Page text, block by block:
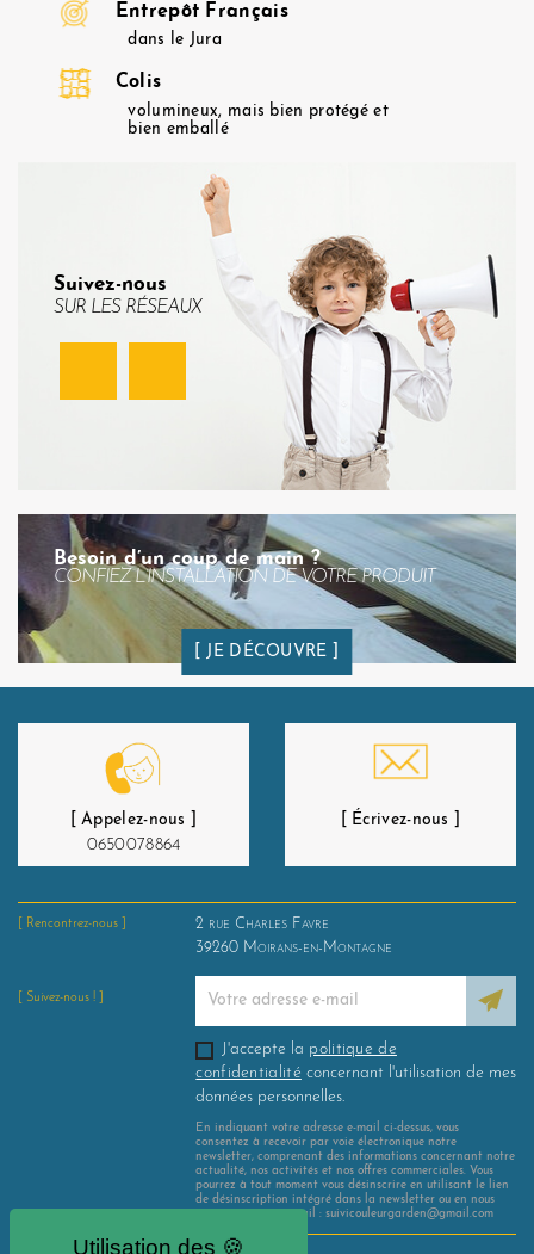
Entrepôt Français
dans le Jura
Colis
volumineux, mais bien protégé et
bien emballé
Suivez-nous
SUR LES RÉSEAUX
Besoin d’un coup de main ?
CONFIEZ L’INSTALLATION DE VOTRE PRODUIT
JE DÉCOUVRE
[ Appelez-nous ]
0650078864
[ Écrivez-nous ]
[ Rencontrez-nous ]
2 rue Charles Favre
39260 Moirans-en-Montagne
[ Suivez-nous ! ]
J'accepte la politique de
confidentialité concernant l'utilisation de mes
données personnelles.
En indiquant votre adresse e-mail ci-dessus, vous
consentez à recevoir par voie électronique notre
newsletter, comprenant des informations concernant notre
actualité, nos activités et nos offres commerciales. Vous
pourrez à tout moment vous désinscrire en utilisant le lien
de désinscription intégré dans la newsletter ou en nous
contactant par e-mail : suivicouleurgarden@gmail.com